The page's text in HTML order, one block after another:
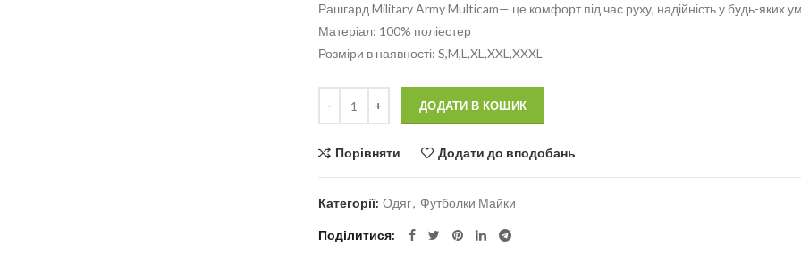
Рашгард Military Army Multicam— це комфорт під час руху, надійність у будь-яких
Матеріал: 100% поліестер
Розміри в наявності: S,M,L,XL,XXL,XXXL
ДОДАТИ В КОШИК
Порівняти Додати до вподобань
Категорії: Одяг, Футболки Майки
Поділитися